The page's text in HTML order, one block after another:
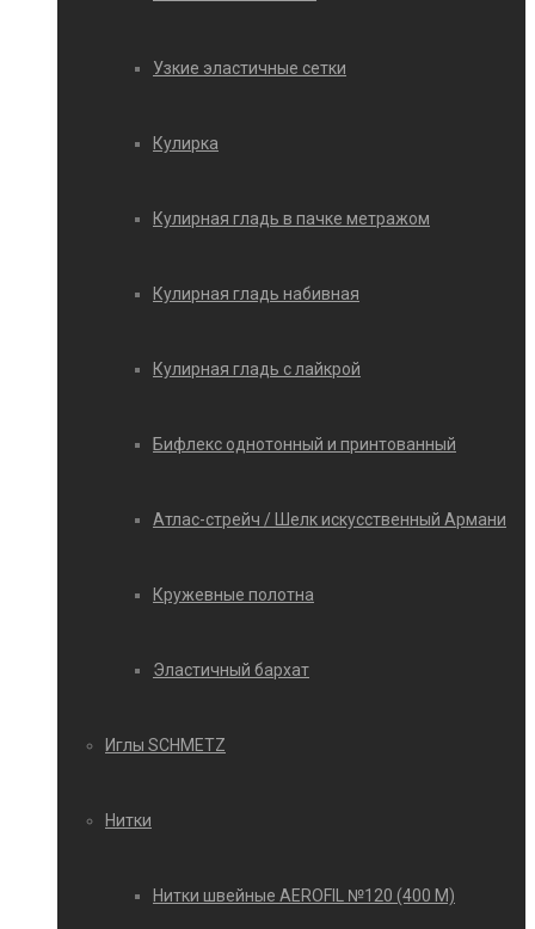
Узкие эластичные сетки
Кулирка
Кулирная гладь в пачке метражом
Кулирная гладь набивная
Кулирная гладь с лайкрой
Бифлекс однотонный и принтованный
Атлас-стрейч / Шелк искусственный Армани
Кружевные полотна
Эластичный бархат
Иглы SCHMETZ
Нитки
Нитки швейные AEROFIL №120 (400 М)